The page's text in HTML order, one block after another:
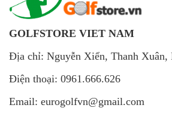
GOLFSTORE VIET NAM
Địa chỉ: Nguyễn Xiển, Thanh Xuân,
Điện thoại: 0961.666.626
Email: eurogolfvn@gmail.com